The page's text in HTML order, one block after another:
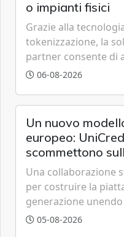
o impianti fisici
Grazie alla
tokenizzazione, la
partner consente di
all'eolico ottenendo
06-08-2026
Un nuovo
europeo:
scommettono
tecnologica
Una collaborazione
per costruire la
generazione
artificiale.
05-08-2026